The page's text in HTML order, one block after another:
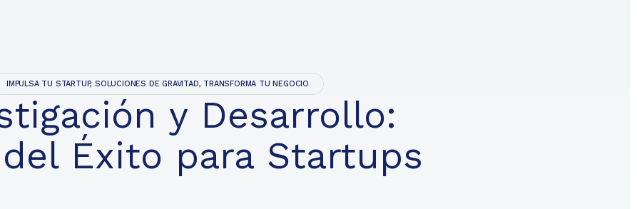
IMPULSA TU STARTUP, SOLUCIONES DE GRAVITAD, TRANSFORMA TU NEGOCIO
y Desarrollo:
Éxito para Startups